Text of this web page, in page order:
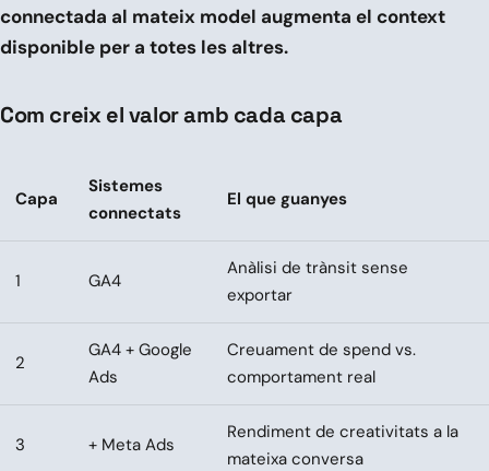
connectada al mateix model augmenta el context
disponible per a totes les altres.
Com creix el valor amb cada capa
Capa
Sistemes
connectats
El que guanyes
1 GA4
Anàlisi de trànsit sense
exportar
2
GA4 + Google
Ads
Creuament de spend vs.
comportament real
3 + Meta Ads
Rendiment de creativitats a la
mateixa conversa